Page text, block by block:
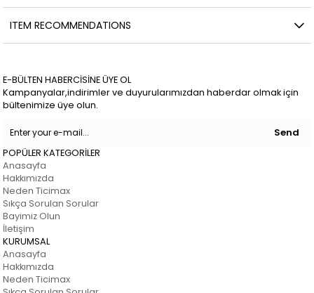
ITEM RECOMMENDATIONS
E-BÜLTEN HABERCİSİNE ÜYE OL
Kampanyalar,indirimler ve duyurularımızdan haberdar olmak için
bültenimize üye olun.
Send
POPÜLER KATEGORİLER
Anasayfa
Hakkımızda
Neden Ticimax
Sıkça Sorulan Sorular
Bayimiz Olun
İletişim
KURUMSAL
Anasayfa
Hakkımızda
Neden Ticimax